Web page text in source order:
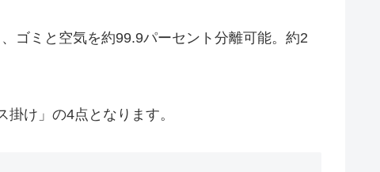
ゴミと空気を約99.9パーセント分離可能。約2
け」の4点となります。